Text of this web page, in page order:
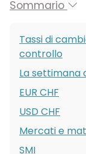
Sommario
Tassi di
controllo
La settimana
EUR CHF
USD CHF
Mercati e
SMI